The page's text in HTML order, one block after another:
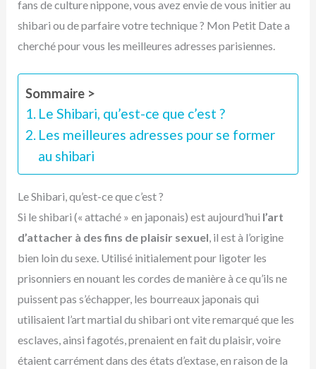
fans de culture nippone, vous avez envie de vous initier au
shibari ou de parfaire votre technique ? Mon Petit Date a
cherché pour vous les meilleures adresses parisiennes.
Sommaire >
Le Shibari, qu’est-ce que c’est ?
Les meilleures adresses pour se former
au shibari
Le Shibari, qu’est-ce que c’est ?
Si le shibari (« attaché » en japonais) est aujourd’hui l’art
d’attacher à des fins de plaisir sexuel, il est à l’origine
bien loin du sexe. Utilisé initialement pour ligoter les
prisonniers en nouant les cordes de manière à ce qu’ils ne
puissent pas s’échapper, les bourreaux japonais qui
utilisaient l’art martial du shibari ont vite remarqué que les
esclaves, ainsi fagotés, prenaient en fait du plaisir, voire
étaient carrément dans des états d’extase, en raison de la